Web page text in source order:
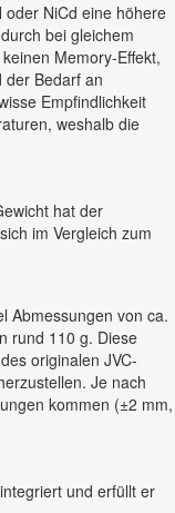
oder NiCd eine höhere
bei gleichem
Memory-Effekt,
der Bedarf an
Empfindlichkeit
weshalb die
hat der
im Vergleich zum
Abmessungen von ca.
rund 110 g. Diese
originalen JVC-
Je nach
kommen (±2 mm,
und erfüllt er